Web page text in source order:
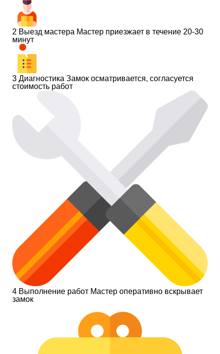
2 Выезд мастера Мастер приезжает в течение 20-30
минут
3 Диагностика Замок осматривается, согласуется
стоимость работ
4 Выполнение работ Мастер оперативно вскрывает
замок